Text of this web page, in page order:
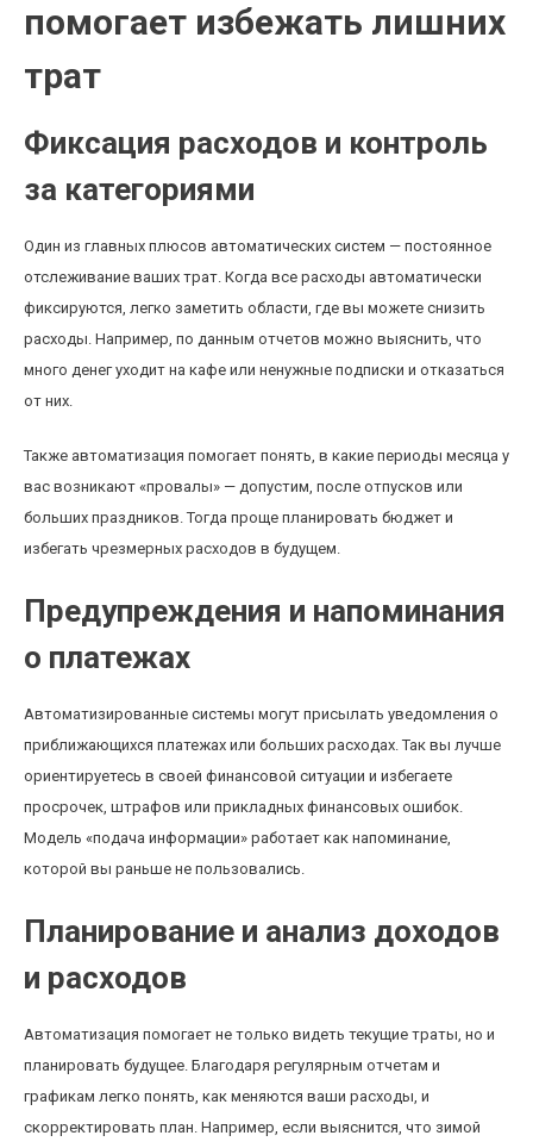
помогает избежать лишних
трат
Фиксация расходов и контроль
за категориями
Один из главных плюсов автоматических систем — постоянное
отслеживание ваших трат. Когда все расходы автоматически
фиксируются, легко заметить области, где вы можете снизить
расходы. Например, по данным отчетов можно выяснить, что
много денег уходит на кафе или ненужные подписки и отказаться
от них.
Также автоматизация помогает понять, в какие периоды месяца у
вас возникают «провалы» — допустим, после отпусков или
больших праздников. Тогда проще планировать бюджет и
избегать чрезмерных расходов в будущем.
Предупреждения и напоминания
о платежах
Автоматизированные системы могут присылать уведомления о
приближающихся платежах или больших расходах. Так вы лучше
ориентируетесь в своей финансовой ситуации и избегаете
просрочек, штрафов или прикладных финансовых ошибок.
Модель «подача информации» работает как напоминание,
которой вы раньше не пользовались.
Планирование и анализ доходов
и расходов
Автоматизация помогает не только видеть текущие траты, но и
планировать будущее. Благодаря регулярным отчетам и
графикам легко понять, как меняются ваши расходы, и
скорректировать план. Например, если выяснится, что зимой